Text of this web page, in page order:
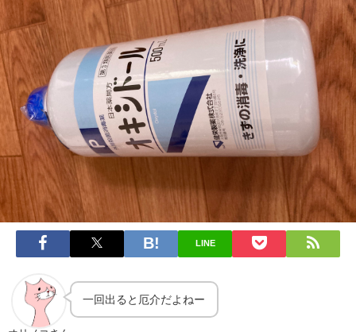
LINE
一回出ると厄介だよねー